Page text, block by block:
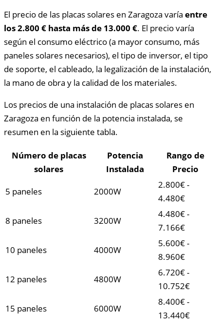
El precio de las placas solares en Zaragoza varía entre
los 2.800 € hasta más de 13.000 €. El precio varía
según el consumo eléctrico (a mayor consumo, más
paneles solares necesarios), el tipo de inversor, el tipo
de soporte, el cableado, la legalización de la instalación,
la mano de obra y la calidad de los materiales.
Los precios de una instalación de placas solares en
Zaragoza en función de la potencia instalada, se
resumen en la siguiente tabla.
Número de placas
solares
Potencia
Instalada
Rango de
Precio
5 paneles
2000W
2.800€ -
4.480€
8 paneles
3200W
4.480€ -
7.166€
10 paneles
4000W
5.600€ -
8.960€
12 paneles
4800W
6.720€ -
10.752€
15 paneles
6000W
8.400€ -
13.440€